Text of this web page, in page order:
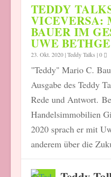
TEDDY
VICEVERSA:
BAUER IM
UWE BETHGE
23. Okt. 2020|Teddy Talks |0
"Teddy" Mario C.
Ausgabe des Teddy
Rede und Antwort.
Handelsimmobilien
2020 sprach er mit
anderem über die